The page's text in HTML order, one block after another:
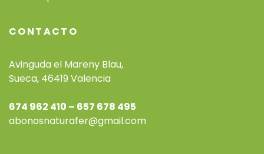
CONTACTO
Avinguda el Mareny Blau,
Sueca, 46419 Valencia
674 962 410 – 657 678 495
abonosnaturafer@gmail.com